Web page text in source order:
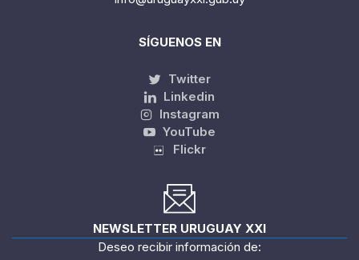
SÍGUENOS EN
Twitter
Linkedin
Instagram
YouTube
Flickr
NEWSLETTER URUGUAY XXI
Deseo recibir información de: